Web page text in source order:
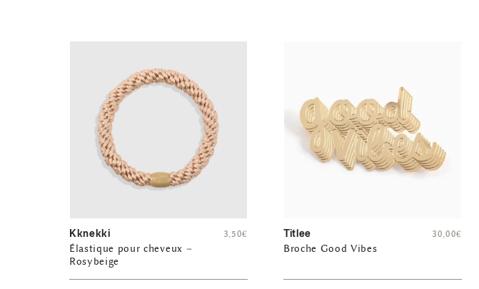
Kknekki
Élastique pour cheveux –
Rosybeige
3,50€ Titlee
Broche Good Vibes
30,00€